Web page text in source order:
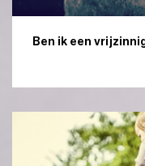
Ben ik een